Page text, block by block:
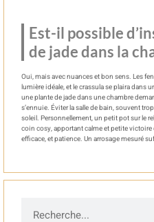
Est-il possible
de jade dans la
Oui, mais avec nuances et bon sens. Les
lumière idéale, et le crassula se plaira dans
une plante de jade dans une chambre
s’ennuie. Éviter la salle de bain, souvent
soleil. Personnellement, un petit pot sur le
coin cosy, apportant calme et petite
efficace, et patience. Un arrosage mesuré